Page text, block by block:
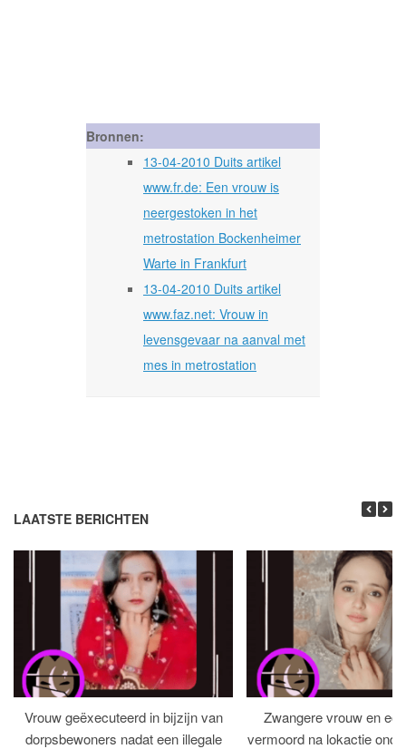
Bronnen:
13-04-2010 Duits artikel
www.fr.de: Een vrouw is
neergestoken in het
metrostation Bockenheimer
Warte in Frankfurt
13-04-2010 Duits artikel
www.faz.net: Vrouw in
levensgevaar na aanval met
mes in metrostation
LAATSTE BERICHTEN
Vrouw geëxecuteerd in bijzijn van
dorpsbewoners nadat een illegale
Zwangere vrouw en
vermoord na lokactie